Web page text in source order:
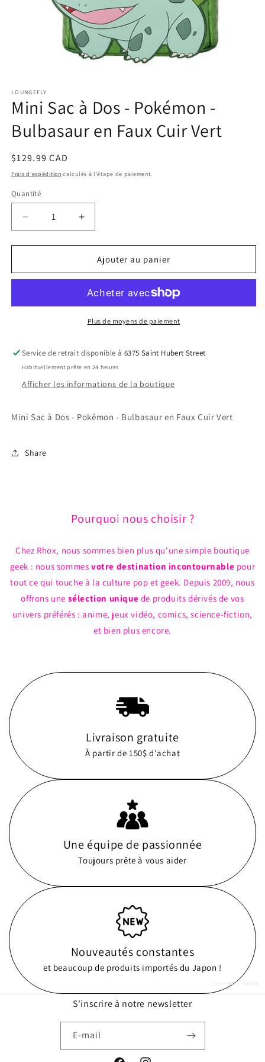
média
1
dans
fenêtre
modale
LOUNGEFLY
Mini Sac à Dos - Pokémon -
Bulbasaur en Faux Cuir Vert
Prix
habituel
$129.99 CAD
Frais d'expédition calculés à l'étape de paiement.
Quantité
Réduire
la
quantité
Mini
Dos
Bulbasaur
en
Faux
Augmenter
la
quantité
Mini
Dos
Bulbasaur
en
Faux
Ajouter au panier
Plus de moyens de paiement
Service de retrait disponible à 6375 Saint Hubert Street
Habituellement prête en 24 heures
Afficher les informations de la boutique
Mini Sac à Dos - Pokémon - Bulbasaur en Faux Cuir Vert
Share
Pourquoi nous choisir ?
Chez Rhox, nous sommes bien plus qu'une simple boutique
geek : nous sommesvotre destination incontournable pour
tout ce qui touche à la culture pop et geek. Depuis 2009, nous
offrons une sélection unique de produits dérivés de vos
univers préférés : anime, jeux vidéo, comics, science-fiction,
et bien plus encore.
Livraison gratuite
À partir de 150$ d'achat
Une équipe de passionnée
Toujours prête à vous aider
Nouveautés constantes
et beaucoup de produits importés du Japon !
powered by
S'inscrire à notre newsletter
E-mail